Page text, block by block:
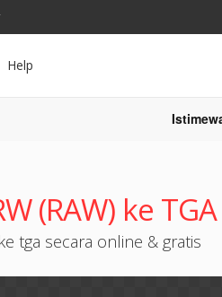
Help
(RAW) ke TGA
tga secara online & gratis